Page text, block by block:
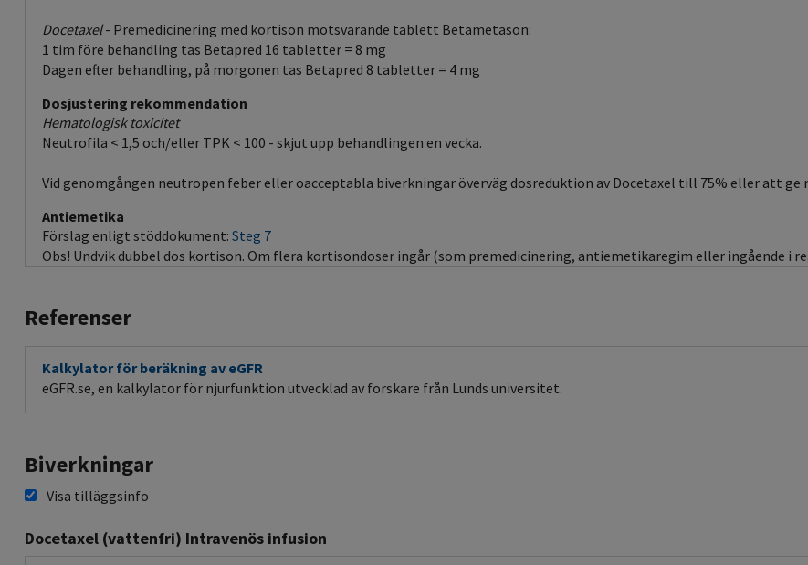
Docetaxel- Premedicinering med kortison motsvarande tablett Betametason:
1 tim före behandling tas Betapred 16 tabletter = 8 mg
Dagen efter behandling, på morgonen tas Betapred 8 tabletter = 4 mg
Dosjustering rekommendation
Hematologisk toxicitet
Neutrofila < 1,5 och/eller TPK < 100 - skjut upp behandlingen en vecka.
Vid genomgången neutropen feber eller oacceptabla biverkningar överväg dosreduktion av Docetaxel till 75% eller att ge
Antiemetika
Förslag enligt stöddokument: Steg 7
Obs! Undvik dubbel dos kortison. Om flera kortisondoser ingår (som premedicinering, antiemetikaregim eller ingående i
Referenser
Kalkylator för beräkning av eGFR
eGFR.se, en kalkylator för njurfunktion utvecklad av forskare från Lunds universitet.
Biverkningar
Visa tilläggsinfo
Docetaxel (vattenfri) Intravenös infusion